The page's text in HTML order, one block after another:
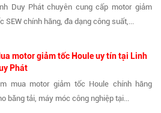
Duy Phát chuyên cung cấp motor giảm
SEW chính hãng, đa dạng công suất,...
motor giảm tốc Houle uy tín tại Linh
Phát
mua motor giảm tốc Houle chính hãng
băng tải, máy móc công nghiệp tại...